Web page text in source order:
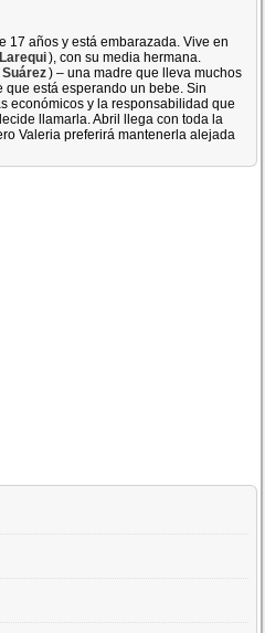
17 años y está embarazada. Vive en
), con su media hermana.
) – una madre que lleva muchos
está esperando un bebe. Sin
económicos y la responsabilidad que
llamarla. Abril llega con toda la
Valeria preferirá mantenerla alejada